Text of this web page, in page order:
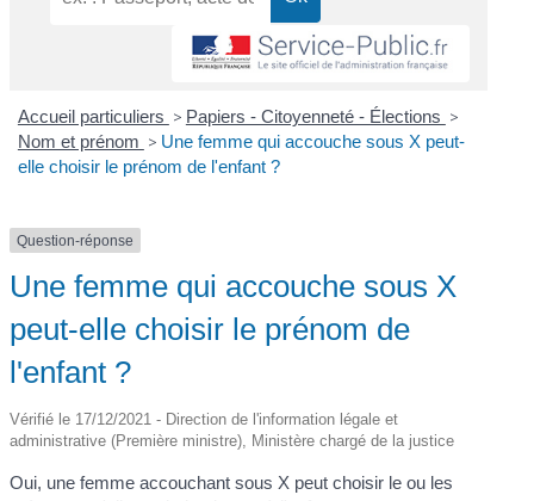
Accueil particuliers > Papiers - Citoyenneté - Élections >
Nom et prénom > Une femme qui accouche sous X peut-
elle choisir le prénom de l'enfant ?
Question-réponse
Une femme qui accouche sous X
peut-elle choisir le prénom de
l'enfant ?
Vérifié le 17/12/2021 - Direction de l'information légale et
administrative (Première ministre), Ministère chargé de la justice
Oui, une femme accouchant sous X peut choisir le ou les